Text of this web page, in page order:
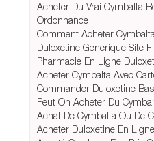
Acheter Du Vrai Cymbalta
Ordonnance
Comment Acheter
Duloxetine Generique Site
Pharmacie En Ligne
Acheter Cymbalta Avec
Commander Duloxetine
Peut On Acheter Du
Achat De Cymbalta Ou De
Acheter Duloxetine En